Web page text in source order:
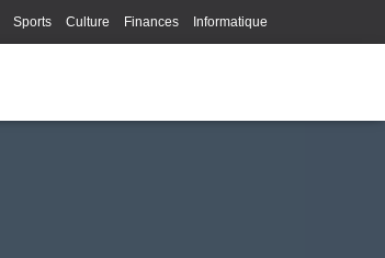
Sports Culture Finances Informatique